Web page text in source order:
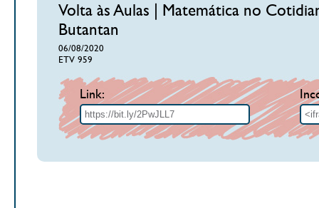
Volta às Aulas | Matemática no
Butantan
06/08/2020
ETV 959
Link: